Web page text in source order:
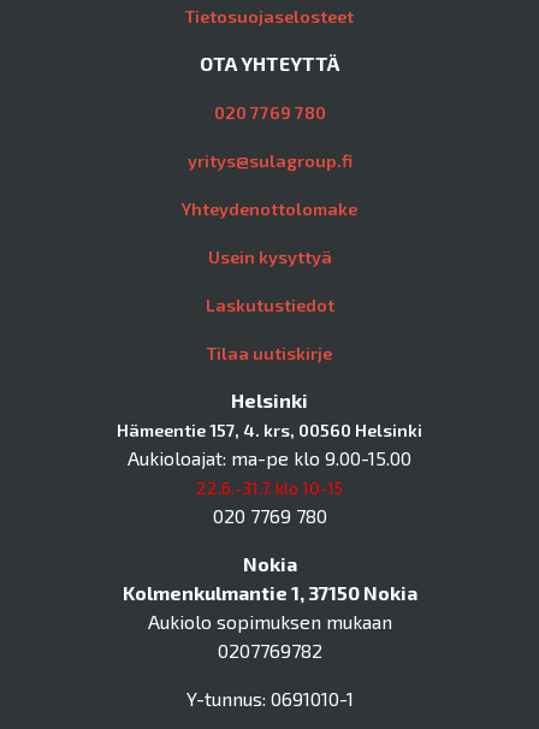
Tietosuojaselosteet
OTA YHTEYTTÄ
020 7769 780
yritys@sulagroup.fi
Yhteydenottolomake
Usein kysyttyä
Laskutustiedot
Tilaa uutiskirje
Helsinki
Hämeentie 157, 4. krs, 00560 Helsinki
Aukioloajat: ma-pe klo 9.00-15.00
22.6.-31.7. klo 10-15
020 7769 780
Nokia
Kolmenkulmantie 1, 37150 Nokia
Aukiolo sopimuksen mukaan
0207769782
Y-tunnus: 0691010-1